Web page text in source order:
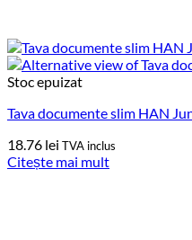
Stoc epuizat
Tava documente slim HAN
18.76 lei TVA inclus
Citește mai mult